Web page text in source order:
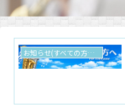
お知らせ(すべての方向け)